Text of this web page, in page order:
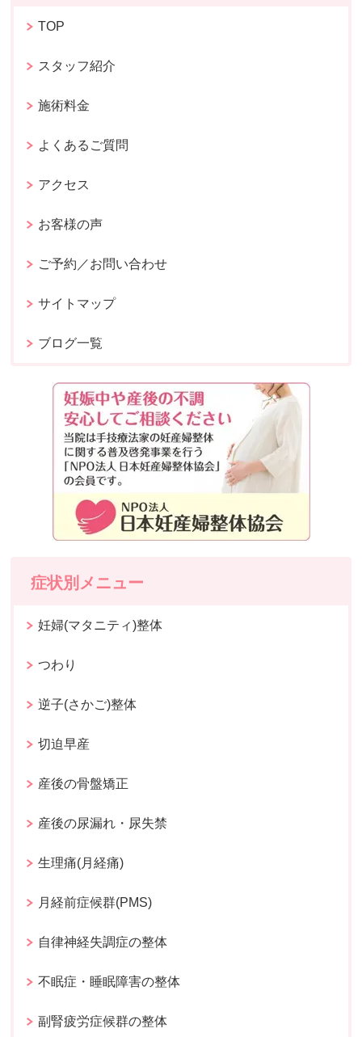
TOP
スタッフ紹介
施術料金
よくあるご質問
アクセス
お客様の声
ご予約／お問い合わせ
サイトマップ
ブログ一覧
症状別メニュー
妊婦(マタニティ)整体
つわり
逆子(さかご)整体
切迫早産
産後の骨盤矯正
産後の尿漏れ・尿失禁
生理痛(月経痛)
月経前症候群(PMS)
自律神経失調症の整体
不眠症・睡眠障害の整体
副腎疲労症候群の整体